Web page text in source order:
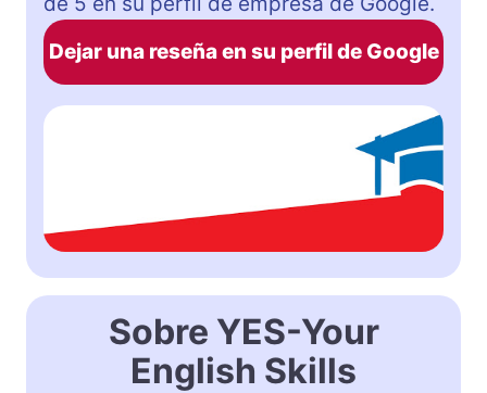
Dejar una reseña en su perfil de Google
Sobre YES-Your
English Skills